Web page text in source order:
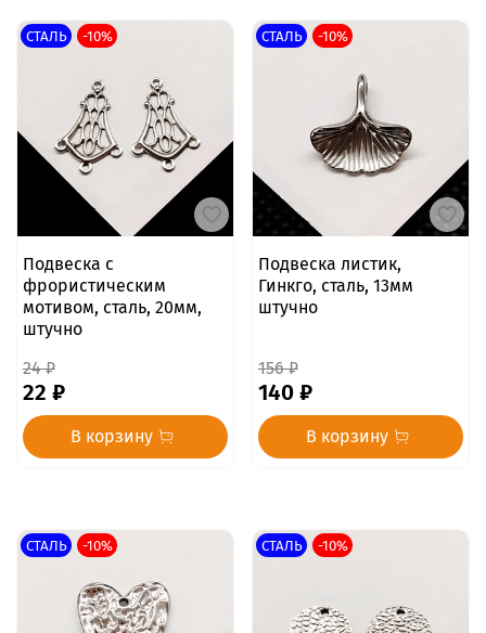
СТАЛЬ -10%
Подвеска с
фрористическим
мотивом, сталь, 20мм,
штучно
24 ₽
22 ₽
В корзину
СТАЛЬ -10%
Подвеска листик,
Гинкго, сталь, 13мм
штучно
156 ₽
140 ₽
В корзину
СТАЛЬ -10% СТАЛЬ -10%